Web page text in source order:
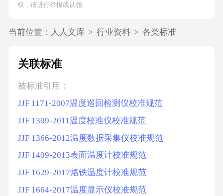
权，请进行举报或认领
当前位置： 人人文库 > 行业资料 > 各类标准
关联标准
被标准引用：
JJF 1171-2007温度巡回检测仪校准规范
JJF 1309-2011温度校准仪校准规范
JJF 1366-2012温度数据采集仪校准规范
JJF 1409-2013表面温度计校准规范
JJF 1629-2017烙铁温度计校准规范
JJF 1664-2017温度显示仪校准规范